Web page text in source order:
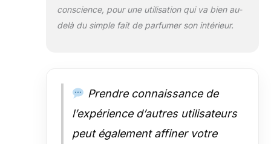
conscience, pour une utilisation qui va bien au-
delà du simple fait de parfumer son intérieur.
Prendre connaissance de
l’expérience d’autres utilisateurs
peut également affiner votre